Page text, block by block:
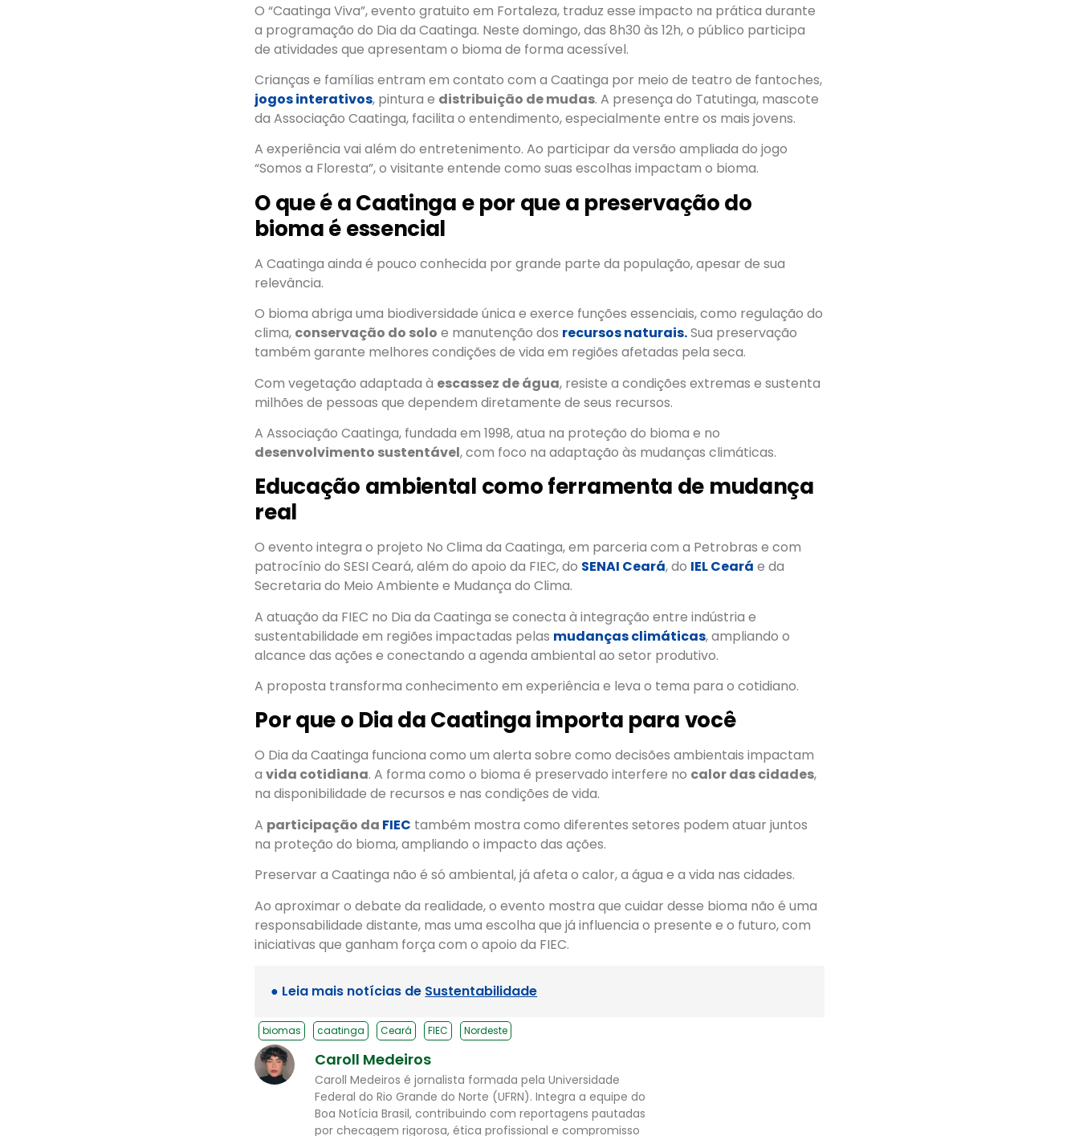
O “Caatinga Viva”, evento gratuito em Fortaleza, traduz esse impacto na prática durante
a programação do Dia da Caatinga. Neste domingo, das 8h30 às 12h, o público participa
de atividades que apresentam o bioma de forma acessível.
Crianças e famílias entram em contato com a Caatinga por meio de teatro de fantoches,
jogos interativos, pintura e distribuição de mudas. A presença do Tatutinga, mascote
da Associação Caatinga, facilita o entendimento, especialmente entre os mais jovens.
A experiência vai além do entretenimento. Ao participar da versão ampliada do jogo
“Somos a Floresta”, o visitante entende como suas escolhas impactam o bioma.
O que é a Caatinga e por que a preservação do
bioma é essencial
A Caatinga ainda é pouco conhecida por grande parte da população, apesar de sua
relevância.
O bioma abriga uma biodiversidade única e exerce funções essenciais, como regulação do
clima, conservação do solo e manutenção dos recursos naturais.Sua preservação
também garante melhores condições de vida em regiões afetadas pela seca.
Com vegetação adaptada à escassez de água, resiste a condições extremas e sustenta
milhões de pessoas que dependem diretamente de seus recursos.
A Associação Caatinga, fundada em 1998, atua na proteção do bioma e no
desenvolvimento sustentável, com foco na adaptação às mudanças climáticas.
Educação ambiental como ferramenta de mudança
real
O evento integra o projeto No Clima da Caatinga, em parceria com a Petrobras e com
patrocínio do SESI Ceará, além do apoio da FIEC, do SENAI Ceará, do IEL Ceará e da
Secretaria do Meio Ambiente e Mudança do Clima.
A atuação da FIEC no Dia da Caatinga se conecta à integração entre indústria e
sustentabilidade em regiões impactadas pelas mudanças climáticas, ampliando o
alcance das ações e conectando a agenda ambiental ao setor produtivo.
A proposta transforma conhecimento em experiência e leva o tema para o cotidiano.
Por que o Dia da Caatinga importa para você
O Dia da Caatinga funciona como um alerta sobre como decisões ambientais impactam
avida cotidiana. A forma como o bioma é preservado interfere no calor das cidades,
na disponibilidade de recursos e nas condições de vida.
A participação da FIEC também mostra como diferentes setores podem atuar juntos
na proteção do bioma, ampliando o impacto das ações.
Preservar a Caatinga não é só ambiental, já afeta o calor, a água e a vida nas cidades.
Ao aproximar o debate da realidade, o evento mostra que cuidar desse bioma não é uma
responsabilidade distante, mas uma escolha que já influencia o presente e o futuro, com
iniciativas que ganham força com o apoio da FIEC.
● Leia mais notícias de Sustentabilidade
biomas caatinga Ceará FIEC Nordeste
Caroll Medeiros
Caroll Medeiros é jornalista formada pela Universidade
Federal do Rio Grande do Norte (UFRN). Integra a equipe do
Boa Notícia Brasil, contribuindo com reportagens pautadas
por checagem rigorosa, ética profissional e compromisso